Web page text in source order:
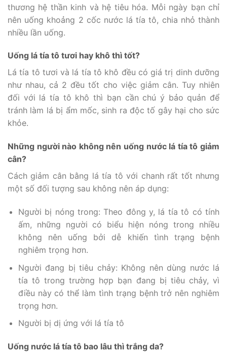
thương hệ thần kinh và hệ tiêu hóa. Mỗi ngày bạn chỉ
nên uống khoảng 2 cốc nước lá tía tô, chia nhỏ thành
nhiều lần uống.
Uống lá tía tô tươi hay khô thì tốt?
Lá tía tô tươi và lá tía tô khô đều có giá trị dinh dưỡng
như nhau, cả 2 đều tốt cho việc giảm cân. Tuy nhiên
đối với lá tía tô khô thì bạn cần chú ý bảo quản để
tránh làm lá bị ẩm mốc, sinh ra độc tố gây hại cho sức
khỏe.
Những người nào không nên uống nước lá tía tô giảm
cân?
Cách giảm cân bằng lá tía tô với chanh rất tốt nhưng
một số đối tượng sau không nên áp dụng:
Người bị nóng trong: Theo đông y, lá tía tô có tính
ấm, những người có biểu hiện nóng trong nhiều
không nên uống bởi dễ khiến tình trạng bệnh
nghiêm trọng hơn.
Người đang bị tiêu chảy: Không nên dùng nước lá
tía tô trong trường hợp bạn đang bị tiêu chảy, vì
điều này có thể làm tình trạng bệnh trở nên nghiêm
trọng hơn.
Người bị dị ứng với lá tía tô
Uống nước lá tía tô bao lâu thì trắng da?